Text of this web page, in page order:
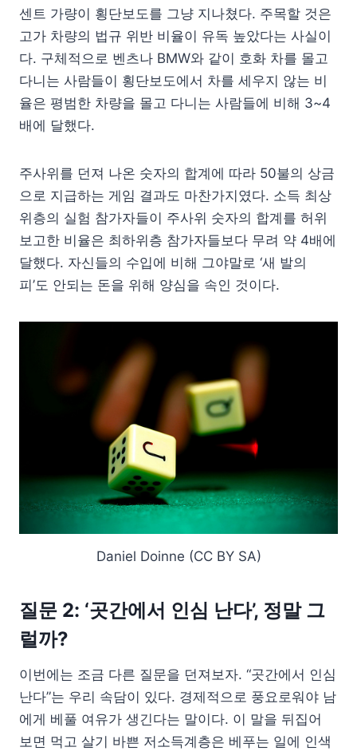
센트 가량이 횡단보도를 그냥 지나쳤다. 주목할 것은
고가 차량의 법규 위반 비율이 유독 높았다는 사실이
다. 구체적으로 벤츠나 BMW와 같이 호화 차를 몰고
다니는 사람들이 횡단보도에서 차를 세우지 않는 비
율은 평범한 차량을 몰고 다니는 사람들에 비해 3~4
배에 달했다.
주사위를 던져 나온 숫자의 합계에 따라 50불의 상금
으로 지급하는 게임 결과도 마찬가지였다. 소득 최상
위층의 실험 참가자들이 주사위 숫자의 합계를 허위
보고한 비율은 최하위층 참가자들보다 무려 약 4배에
달했다. 자신들의 수입에 비해 그야말로 ‘새 발의
피’도 안되는 돈을 위해 양심을 속인 것이다.
Daniel Doinne (CC BY SA)
질문 2: ‘곳간에서 인심 난다’, 정말 그
럴까?
이번에는 조금 다른 질문을 던져보자. “곳간에서 인심
난다”는 우리 속담이 있다. 경제적으로 풍요로워야 남
에게 베풀 여유가 생긴다는 말이다. 이 말을 뒤집어
보면 먹고 살기 바쁜 저소득계층은 베푸는 일에 인색